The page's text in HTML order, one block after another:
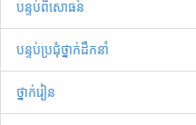
បន្ទប់ពិសោធន៍
បន្ទប់ប្រជុំថ្នាក់ដឹកនាំ
ថ្នាក់រៀន